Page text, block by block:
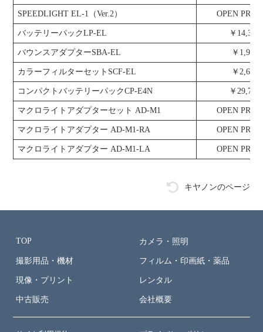
SPEEDLIGHT EL-1（Ver.2） OPEN
バッテリーパックLP-EL ￥14,300
バウンスアダプターSBA-EL ￥1,980
カラーフィルターセットSCF-EL ￥2,640
コンパクトバッテリーパックCP-E4N ￥29,700
マクロライトアダプターセット AD-M1 OPEN
マクロライトアダプター AD-M1-RA OPEN
マクロライトアダプター AD-M1-LA OPEN
キヤノンのページ
TOP カメラ・照明
撮影用品・機材 フィルム・印画紙・薬品
現像・プリント レンタル
中古販売 会社概要